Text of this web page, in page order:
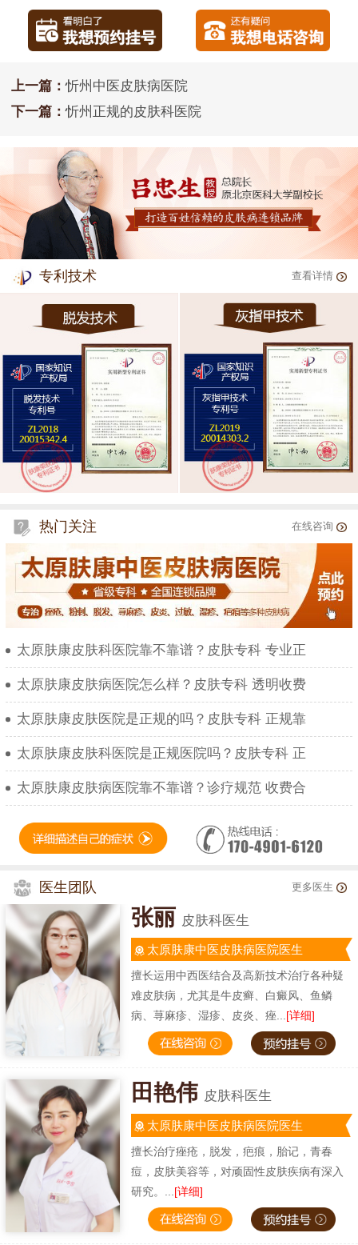
上一篇：忻州中医皮肤病医院
下一篇：忻州正规的皮肤科医院
专利技术 查看详情
热门关注 在线咨询
太原肤康皮肤科医院靠不靠谱？皮肤专科 专业正
太原肤康皮肤病医院怎么样？皮肤专科 透明收费
太原肤康皮肤医院是正规的吗？皮肤专科 正规靠
太原肤康皮肤科医院是正规医院吗？皮肤专科 正
太原肤康皮肤病医院靠不靠谱？诊疗规范 收费合
医生团队 更多医生
张丽 皮肤科医生
太原肤康中医皮肤病医院医生
擅长运用中西医结合及高新技术治疗各种疑
难皮肤病，尤其是牛皮癣、白癜风、鱼鳞
病、荨麻疹、湿疹、皮炎、痤... [详细]
田艳伟 皮肤科医生
太原肤康中医皮肤病医院医生
擅长治疗痤疮，脱发，疤痕，胎记，青春
痘，皮肤美容等，对顽固性皮肤疾病有深入
研究。... [详细]